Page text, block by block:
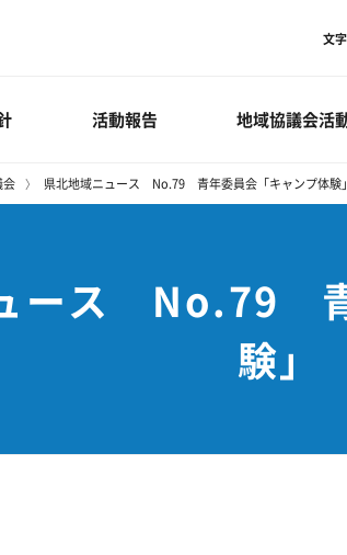
活動報告 地域協議会活
文
会 県北地域ニュース No.79 青年委員会「キャンプ体験」
ース No.79
験」